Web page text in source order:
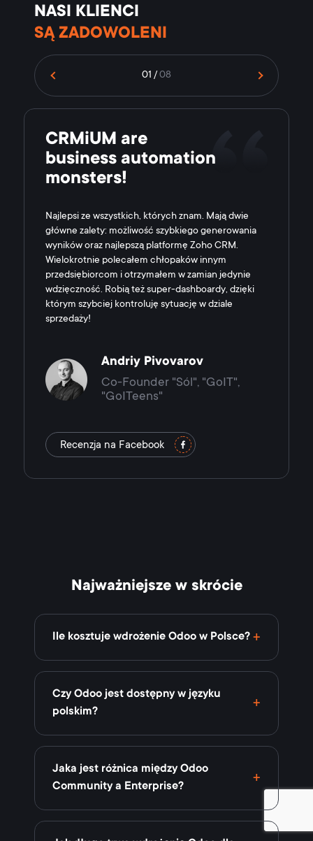
NASI KLIENCI
SĄ ZADOWOLENI
01 /08
CRMiUM are
business automation
monsters!
Najlepsi ze wszystkich, których znam. Mają dwie
główne zalety: możliwość szybkiego generowania
wyników oraz najlepszą platformę Zoho CRM.
Wielokrotnie polecałem chłopaków innym
przedsiębiorcom i otrzymałem w zamian jedynie
wdzięczność. Robią też super-dashboardy, dzięki
którym szybciej kontroluję sytuację w dziale
sprzedaży!
Andriy Pivovarov
Co-Founder "Sól", "GoIT",
"GoITeens"
Recenzja na Facebook
Najważniejsze w skrócie
Ile kosztuje wdrożenie Odoo w Polsce?
Czy Odoo jest dostępny w języku
polskim?
Jaka jest różnica między Odoo
Community a Enterprise?